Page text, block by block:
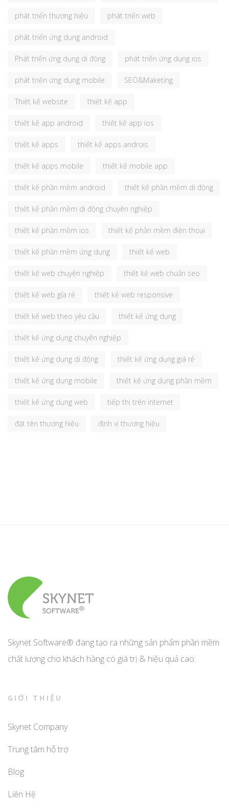
phát triển thương hiệu phát triển web
phát triển ứng dụng android
Phát triển ứng dụng di động phát triển ứng dụng ios
phát triển ứng dụng mobile SEO&Maketing
Thiêt kế website thiết kế app
thiết kế app android thiết kế app ios
thiết kế apps thiết kế apps androis
thiết kế apps mobile thiết kế mobile app
thiết kế phần mềm android thiết kế phần mềm di động
thiết kế phần mềm di động chuyên nghiệp
thiết kế phần mềm ios thiết kế phần mềm điện thoại
thiết kế phần mềm ứng dụng thiết kế web
thiết kế web chuyên nghiệp thiết kế web chuẩn seo
thiết kế web gía rẻ thiết kế web responsive
thiết kế web theo yêu cầu thiết kế ứng dụng
thiết kế ứng dụng chuyên nghiệp
thiết kế ứng dụng di động thiết kế ứng dụng giá rẻ
thiết kế ứng dụng mobile thiết kế ứng dụng phần mềm
thiết kế ứng dụng web tiếp thị trên internet
đặt tên thương hiệu định vị thương hiệu
Skynet Software® đang tạo ra những sản phẩm phần mềm
chất lượng cho khách hàng có giá trị & hiệu quả cao.
GIỚI THIỆU
Skynet Company
Trung tâm hỗ trợ
Blog
Liên Hệ